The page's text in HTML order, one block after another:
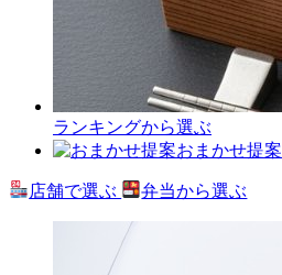
ランキングから選ぶ
おまかせ提案
店舗で選ぶ 弁当から選ぶ